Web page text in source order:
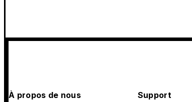
À propos de nous Support